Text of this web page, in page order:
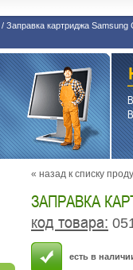
/ Заправка картриджа Samsung
« назад к списку
ЗАПРАВКА
код товара:
есть в